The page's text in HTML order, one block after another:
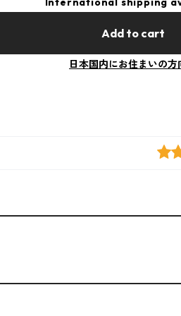
Add to cart
日本国内にお住まいの方